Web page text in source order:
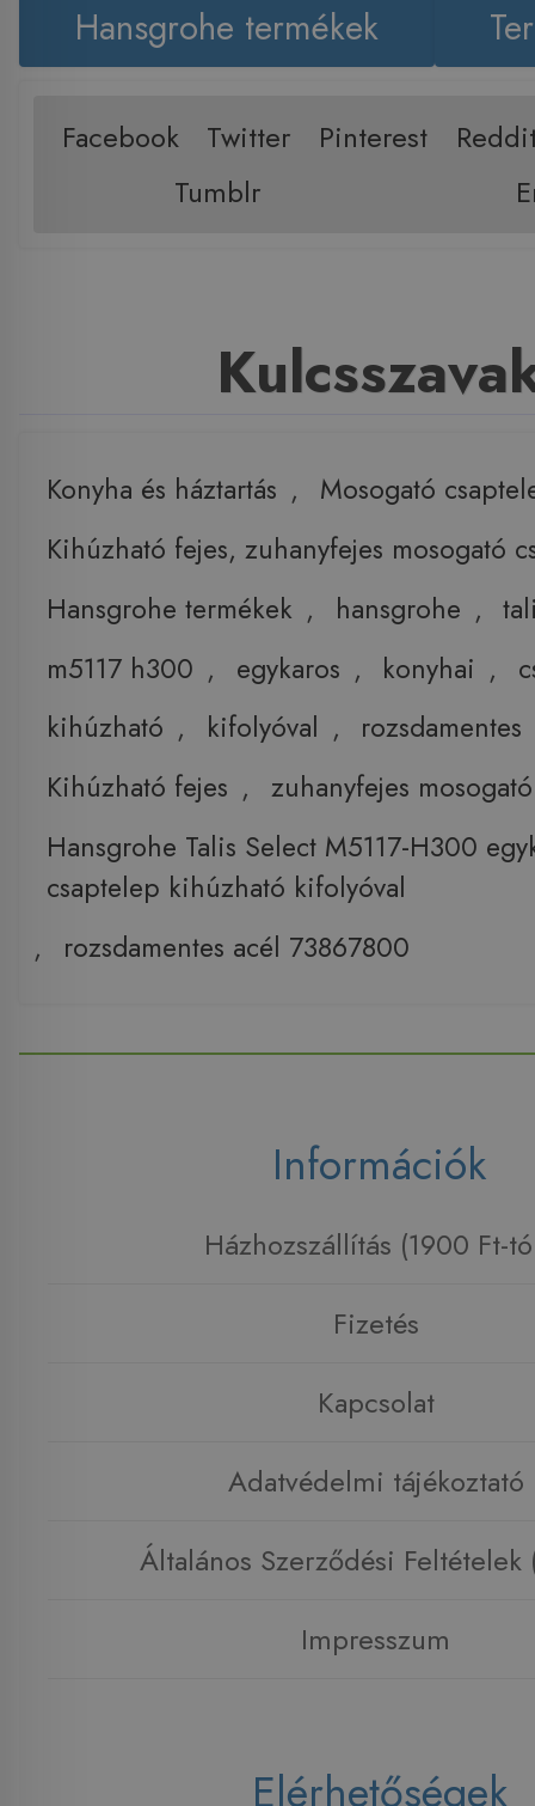
Hansgrohe termékek
Facebook Twitter Pinterest
Tumblr
Konyha és háztartás ,
Mosogató
Kihúzható fejes, zuhanyfejes mosogató
Hansgrohe termékek , hansgrohe ,
m5117 h300 , egykaros , konyhai ,
kihúzható , kifolyóval ,
rozsdamentes
Kihúzható fejes , zuhanyfejes
Hansgrohe Talis Select M5117-H300
csaptelep kihúzható kifolyóval
,
rozsdamentes acél 73867800
Információk
Házhozszállítás (1900 Ft-
Fizetés
Kapcsolat
Adatvédelmi tájékoztató
Általános Szerződési Feltételek
Impresszum
Elérhetőségek